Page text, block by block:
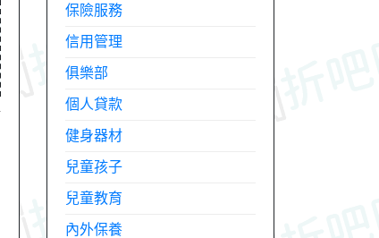
保險服務
信用管理
俱樂部
個人貸款
健身器材
兒童孩子
兒童教育
內外保養